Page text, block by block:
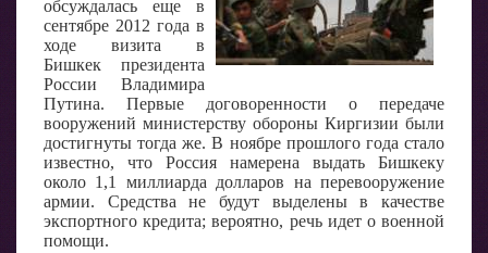
обсуждалась еще в
сентябре 2012 года в
ходе визита в
Бишкек президента
России Владимира
Путина. Первые договоренности о передаче
вооружений министерству обороны Киргизии были
достигнуты тогда же. В ноябре прошлого года стало
известно, что Россия намерена выдать Бишкеку
около 1,1 миллиарда долларов на перевооружение
армии. Средства не будут выделены в качестве
экспортного кредита; вероятно, речь идет о военной
помощи.